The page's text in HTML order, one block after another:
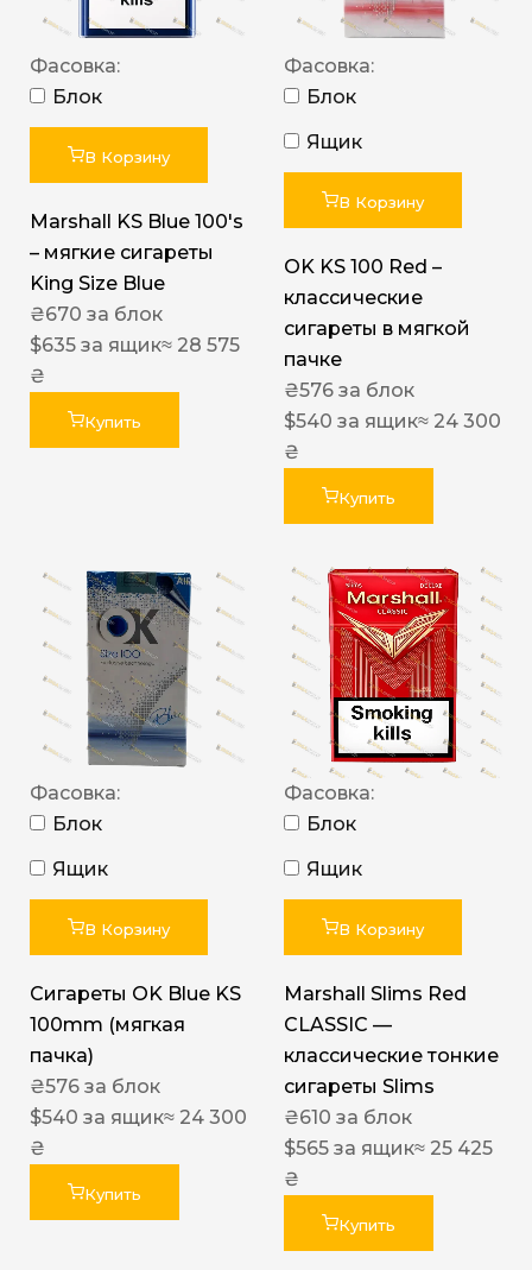
Фасовка:
Блок
В Корзину
Marshall KS Blue 100's
– мягкие сигареты
King Size Blue
₴670 за блок
$635 за ящик≈ 28 575
₴
Купить
Фасовка:
Блок
Ящик
В Корзину
OK KS 100 Red –
классические
сигареты в мягкой
пачке
₴576 за блок
$540 за ящик≈ 24 300
₴
Купить
Фасовка:
Блок
Ящик
В Корзину
Сигареты OK Blue KS
100mm (мягкая
пачка)
₴576 за блок
$540 за ящик≈ 24 300
₴
Купить
Фасовка:
Блок
Ящик
В Корзину
Marshall Slims Red
CLASSIC —
классические тонкие
сигареты Slims
₴610 за блок
$565 за ящик≈ 25 425
₴
Купить